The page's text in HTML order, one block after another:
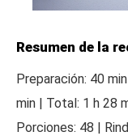
Resumen de la
Preparación: 40
min | Total: 1 h 28
Porciones: 48 |